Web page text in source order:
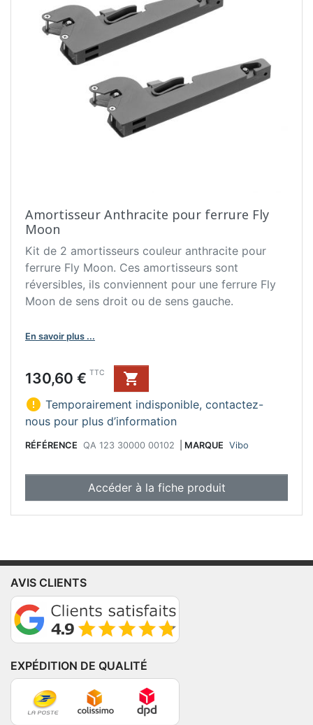
Amortisseur Anthracite pour ferrure Fly
Moon
Kit de 2 amortisseurs couleur anthracite pour
ferrure Fly Moon. Ces amortisseurs sont
réversibles, ils conviennent pour une ferrure Fly
Moon de sens droit ou de sens gauche.
En savoir plus ...
Prix
130,60 € TTC

 Temporairement indisponible, contactez-
nous pour plus d’information
RÉFÉRENCE QA 123 30000 00102 MARQUE Vibo
Accéder à la fiche produit
AVIS CLIENTS
EXPÉDITION DE QUALITÉ